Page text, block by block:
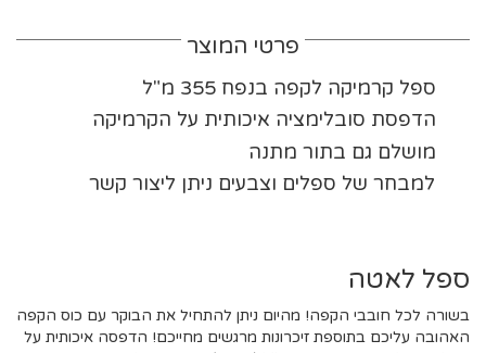
פרטי המוצר
ספל קרמיקה לקפה בנפח 355 מ"ל
הדפסת סובלימציה איכותית על הקרמיקה
מושלם גם בתור מתנה
למבחר של ספלים וצבעים ניתן ליצור קשר
ספל לאטה
בשורה לכל חובבי הקפה! מהיום ניתן להתחיל את הבוקר עם כוס הקפה
האהובה עליכם בתוספת זיכרונות מרגשים מחייכם! הדפסה איכותית על